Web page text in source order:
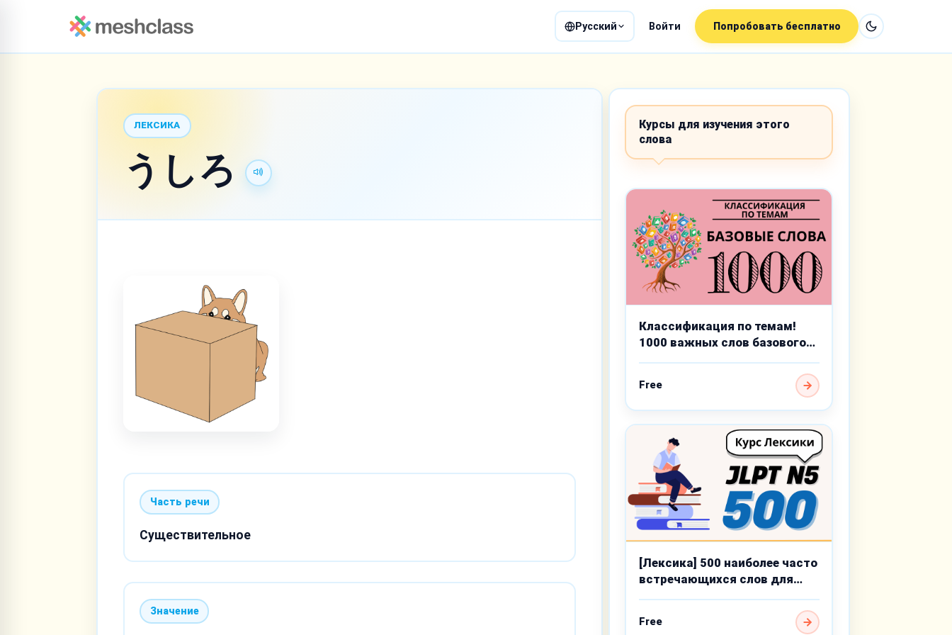
Русский Войти Попробовать бесплатно
ЛЕКСИКА
うしろ
Часть речи
Существительное
Значение
Курсы для изучения этого
слова
Классификация по темам!
1000 важных слов базового
уровня
Free
[Лексика] 500 наиболее часто
встречающихся слов для
JLPT N5
Free